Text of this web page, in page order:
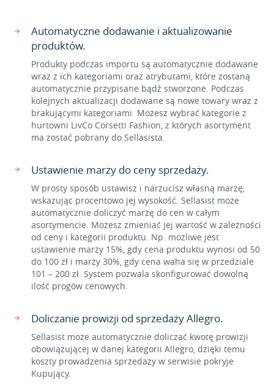
Automatyczne dodawanie i aktualizowanie
produktów.
Produkty podczas importu są automatycznie dodawane
wraz z ich kategoriami oraz atrybutami, które zostaną
automatycznie przypisane bądź stworzone. Podczas
kolejnych aktualizacji dodawane są nowe towary wraz z
brakującymi kategoriami. Możesz wybrać kategorie z
hurtowni LivCo Corsetti Fashion, z których asortyment
ma zostać pobrany do Sellasista.
Ustawienie marży do ceny sprzedaży.
W prosty sposób ustawisz i narzucisz własną marżę,
wskazując procentowo jej wysokość. Sellasist może
automatycznie doliczyć marżę do cen w całym
asortymencie. Możesz zmieniać jej wartość w zależności
od ceny i kategorii produktu. Np. możliwe jest
ustawienie marży 15%, gdy cena produktu wynosi od 50
do 100 zł i marży 30%, gdy cena waha się w przedziale
101 – 200 zł. System pozwala skonfigurować dowolną
ilość progów cenowych.
Doliczanie prowizji od sprzedaży Allegro.
Sellasist może automatycznie doliczać kwotę prowizji
obowiązującej w danej kategorii Allegro, dzięki temu
koszty prowadzenia sprzedaży w serwisie pokryje
Kupujący.